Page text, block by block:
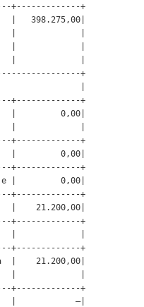
+-------------+
|   398.275,00|
|             |
|             |
|             |
+
|
+-------------+
|         0,00|
|             |
+-------------+
|         0,00|
+-------------+
|         0,00|
+-------------+
|    21.200,00|
+-------------+
|             |
+-------------+
|    21.200,00|
|             |
+-------------+
|            –|